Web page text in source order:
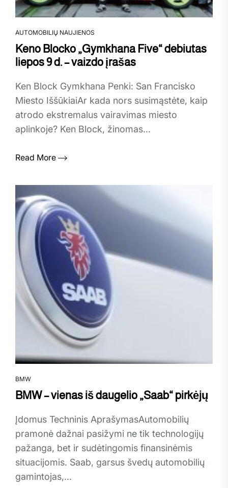
AUTOMOBILIŲ NAUJIENOS
Keno Blocko „Gymkhana Five“ debiutas
liepos 9 d. – vaizdo įrašas
Ken Block Gymkhana Penki: San Francisko
Miesto IššūkiaiAr kada nors susimąstėte, kaip
atrodo ekstremalus vairavimas miesto
aplinkoje? Ken Block, žinomas...
Read More
BMW
BMW – vienas iš daugelio „Saab“ pirkėjų
Įdomus Techninis AprašymasAutomobilių
pramonė dažnai pasižymi ne tik technologijų
pažanga, bet ir sudėtingomis finansinėmis
situacijomis. Saab, garsus švedų automobilių
gamintojas,...